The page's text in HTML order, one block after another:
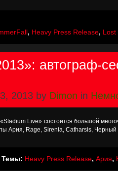
, Heavy Press Release, Lost
автограф-
2013 by Dimon in
Live» состоится большой
Ария, Rage, Sirenia, Catharsis,
Темы: Heavy Press Release, Ария,